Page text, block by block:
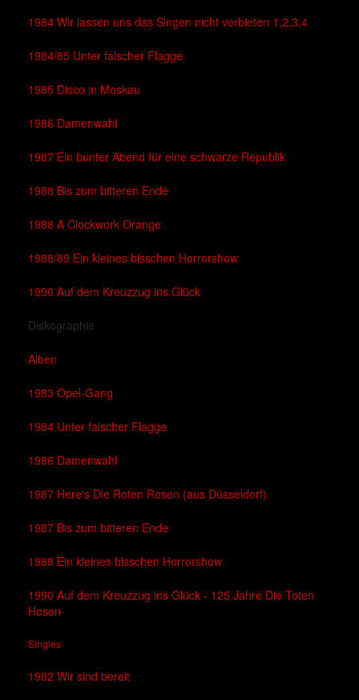
1984 Wir lassen uns das Singen nicht verbieten 1,2,3,4
1984/85 Unter falscher Flagge
1985 Disco in Moskau
1986 Damenwahl
1987 Ein bunter Abend für eine schwarze Republik
1988 Bis zum bitteren Ende
1988 A Clockwork Orange
1988/89 Ein kleines bisschen Horrorshow
1990 Auf dem Kreuzzug ins Glück
Diskographie
Alben
1983 Opel-Gang
1984 Unter falscher Flagge
1986 Damenwahl
1987 Here's Die Roten Rosen (aus Düsseldorf)
1987 Bis zum bitteren Ende
1988 Ein kleines bisschen Horrorshow
1990 Auf dem Kreuzzug ins Glück - 125 Jahre Die Toten
Hosen
Singles
1982 Wir sind bereit